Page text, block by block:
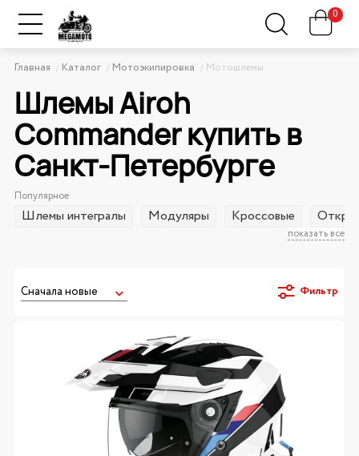
0
Главная Каталог Мотоэкипировка Мотошлемы
Шлемы Airoh
Commander купить в
Санкт-Петербурге
Популярное
показать все
Шлемы интегралы Модуляры Кроссовые
Фильтр